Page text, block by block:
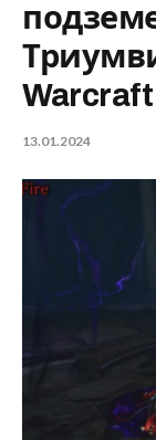
13.01.2024